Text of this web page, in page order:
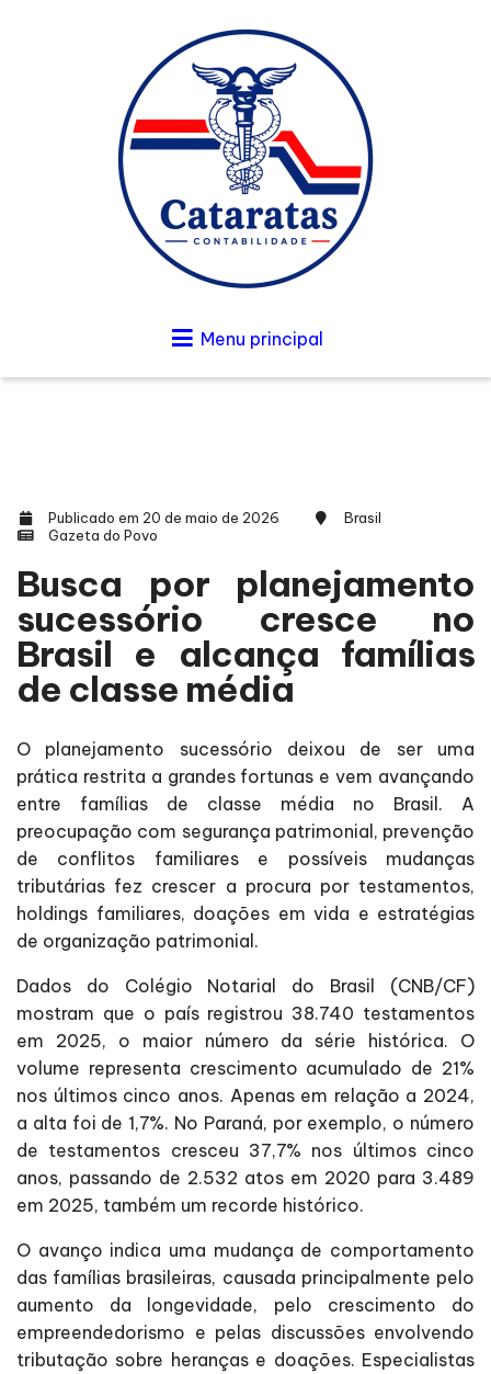
Menu principal
Publicado em 20 de maio de 2026
Brasil
Gazeta do Povo
Busca por planejamento
sucessório cresce no
Brasil e alcança famílias
de classe média
O planejamento sucessório deixou de ser uma
prática restrita a grandes fortunas e vem avançando
entre famílias de classe média no Brasil. A
preocupação com segurança patrimonial, prevenção
de conflitos familiares e possíveis mudanças
tributárias fez crescer a procura por testamentos,
holdings familiares, doações em vida e estratégias
de organização patrimonial.
Dados do Colégio Notarial do Brasil (CNB/CF)
mostram que o país registrou 38.740 testamentos
em 2025, o maior número da série histórica. O
volume representa crescimento acumulado de 21%
nos últimos cinco anos. Apenas em relação a 2024,
a alta foi de 1,7%. No Paraná, por exemplo, o número
de testamentos cresceu 37,7% nos últimos cinco
anos, passando de 2.532 atos em 2020 para 3.489
em 2025, também um recorde histórico.
O avanço indica uma mudança de comportamento
das famílias brasileiras, causada principalmente pelo
aumento da longevidade, pelo crescimento do
empreendedorismo e pelas discussões envolvendo
tributação sobre heranças e doações. Especialistas